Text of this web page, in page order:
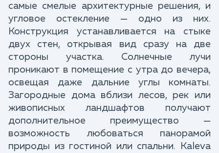
самые смелые архитектурные решения, и
угловое остекление — одно из них.
Конструкция устанавливается на стыке
двух стен, открывая вид сразу на две
стороны участка. Солнечные лучи
проникают в помещение с утра до вечера,
освещая даже дальние углы комнаты.
Загородные дома вблизи лесов, рек или
живописных ландшафтов получают
дополнительное преимущество —
возможность любоваться панорамой
природы из гостиной или спальни. Kaleva